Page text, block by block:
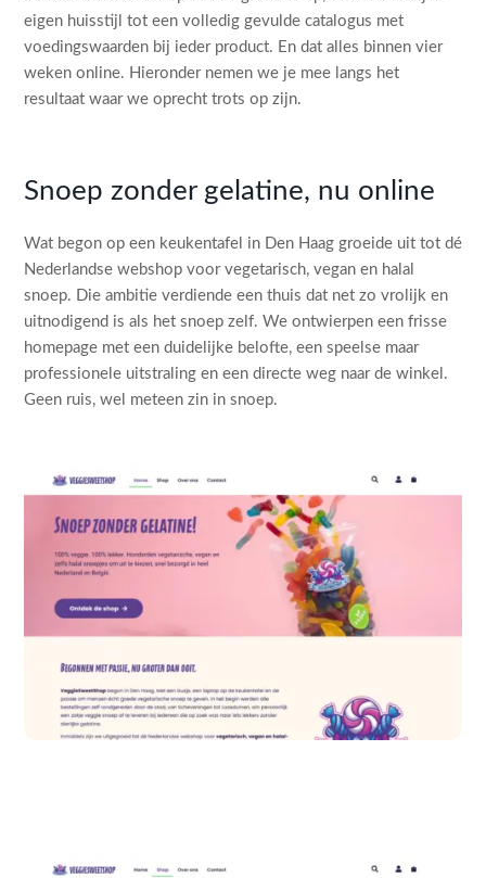
eigen huisstijl tot een volledig gevulde catalogus met
voedingswaarden bij ieder product. En dat alles binnen vier
weken online. Hieronder nemen we je mee langs het
resultaat waar we oprecht trots op zijn.
Snoep zonder gelatine, nu online
Wat begon op een keukentafel in Den Haag groeide uit tot dé
Nederlandse webshop voor vegetarisch, vegan en halal
snoep. Die ambitie verdiende een thuis dat net zo vrolijk en
uitnodigend is als het snoep zelf. We ontwierpen een frisse
homepage met een duidelijke belofte, een speelse maar
professionele uitstraling en een directe weg naar de winkel.
Geen ruis, wel meteen zin in snoep.